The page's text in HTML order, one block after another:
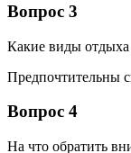
Вопрос 3
Какие виды отдыха
Предпочтительны
Вопрос 4
На что обратить